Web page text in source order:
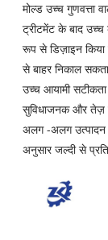
मोल्ड उच्च गुणवत्ता
ट्रीटमेंट के बाद उच्च
रूप से डिज़ाइन
से बाहर निकाल
उच्च आयामी
सुविधाजनक और तेज़
अलग -अलग उत्पादन
अनुसार जल्दी से